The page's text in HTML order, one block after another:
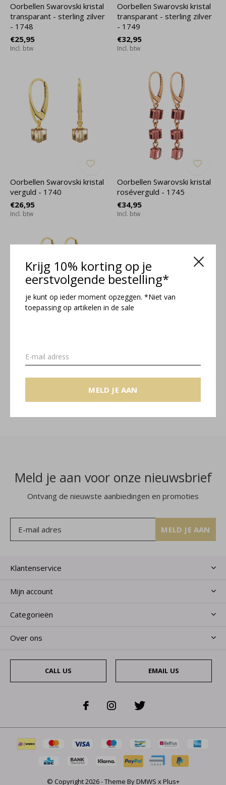
Krijg 10% korting op je
eerstvolgende bestelling*
je kunt op ieder moment opzeggen. *Niet van
toepassing op artikelen in de sale
MELD JE AAN
Oorbellen Swarovski kristal
transparant - sterling zilver
- 1748
€25,95
Incl. btw
Oorbellen Swarovski kristal
transparant - sterling zilver
- 1749
€32,95
Incl. btw
Oorbellen Swarovski kristal
verguld - 1740
€26,95
Incl. btw
Oorbellen Swarovski kristal
roséverguld - 1745
€34,95
Incl. btw
verguld - 1741
Incl. btw
Seen 5 of the 5 products
Meld je aan voor onze nieuwsbrief
Ontvang de nieuwste aanbiedingen en promoties
MELD JE AAN
Klantenservice
Mijn account
Categorieën
Over ons
CALL US EMAIL US
© Copyright2026- Theme ByDMWS x Plus+